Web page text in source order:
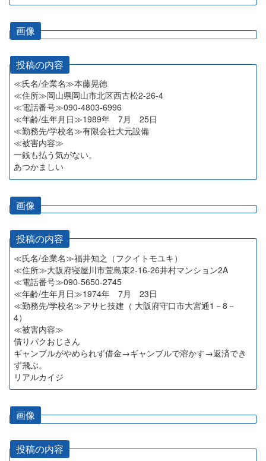
画像
投稿の内容
≪氏名/企業名≫本藤晃徳
≪住所≫岡山県岡山市北区西古松2-26-4
≪電話番号≫090-4803-6996
≪年齢/生年月日≫1989年 7月 25日
≪勤務先/学校名≫有限会社大元設備
≪被害内容≫
一銭も払う気がない。
あつかましい
画像
投稿の内容
≪氏名/企業名≫福井知之（フクイトモユキ）
≪住所≫大阪府寝屋川市萱島東2-16-26井村マンション2A
≪電話番号≫090-5650-2745
≪年齢/生年月日≫1974年 7月 23日
≪勤務先/学校名≫アサヒ技建（ 大阪府守口市大宮通1－8－
4）
≪被害内容≫
借りパクおじさん
ギャンブルがやめられず借金→ギャンブルで溶かす→返済でき
ず飛ぶ。
リアルカイジ
画像
投稿の内容